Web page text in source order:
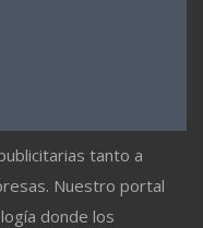
tanto a
Nuestro portal
donde los